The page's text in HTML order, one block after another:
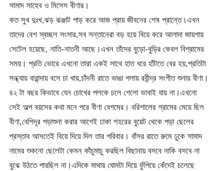
সামাদ সাহেব ও মিসেস বীণার।
কত সুখ দুঃখ,ঝড় ঝঞ্জাট পাড় করে আজ প্রায় জীবনের শেষ প্রান্তে।এখন
তাদের বেশ স্বচ্ছল সংসার,সব সন্তানেরা বড় হয়ে বিয়ে করে আলাদা জায়গায়
সেটেল হয়েছে, নাতি-নাতনী আছে।এখন তাঁদের বুড়ো-বুড়ির কেবল বিশ্রামের
সময়। প্রতি ভোরে এখনো তারা একই সাথে হাত ধরে হাঁটতে বের হয়,প্রতিটা
সন্ধ্যায় বারান্দায় বসে চা খায়,চাঁদনী রাতে ভাঙা গলায় রবীন্দ্র সংগীত শুনায় বীণা।
৪২ টা বছর কিভাবে যেন চোখের পলকে চলে গেলো ভাবাই যায় না।এখনো
সেই অল্প বয়সের কথা মনে পরে বীণা বেগমের। বরিশালের গ্রামের মেয়ে ছিল
বীণা,বেশিদূর পড়াশুনা করার আগেই ঢাকা শহরের বুয়েট থেকে পড়া ছেলের
প্রস্তাব আসতেই বিয়ে দিয়ে দিল তার পরিবার। বাঁসর রাতে রুমে ঢুকে সামাদ
নামের শুকনো ছেলেটা কেমন কাঁচুমাচু করছিল বিছানায় বসবে নাকি বসবে না
বুঝে উঠতে পারছিল না।এদিকে মাথায় ঘোমটা দিয়ে ফুঁপিয়ে কেঁদেই চলেছে